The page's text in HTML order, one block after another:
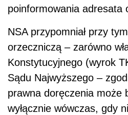
poinformowania adresata
NSA przypomniał przy
orzeczniczą – zarówno
Konstytucyjnego (wyrok
Sądu Najwyższego –
prawna doręczenia może
wyłącznie wówczas, gdy